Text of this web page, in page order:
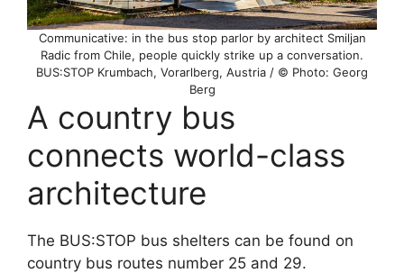
Communicative: in the bus stop parlor by architect Smiljan
Radic from Chile, people quickly strike up a conversation.
BUS:STOP Krumbach, Vorarlberg, Austria / © Photo: Georg
Berg
A country bus
connects world-class
architecture
The BUS:STOP bus shelters can be found on
country bus routes number 25 and 29.